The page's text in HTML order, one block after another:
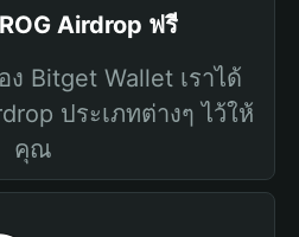
Airdrop ฟรี
Bitget Wallet เราได้
ประเภทต่างๆ ไว้ให้
คุณ